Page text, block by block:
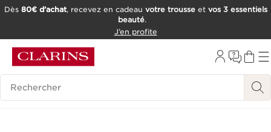
OUTIL D'ACCESSIBILITÉ
Dès 80€ d’achat, recevez en cadeau votre trousseet vos 3 essentiels
beauté.
J’en profite
Historique des recherches